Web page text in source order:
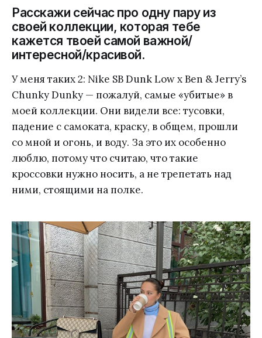
Расскажи сейчас про одну пару из
своей коллекции, которая тебе
кажется твоей самой важной/
интересной/красивой.
У меня таких 2: Nike SB Dunk Low x Ben & Jerry’s
Chunky Dunky — пожалуй, самые «убитые» в
моей коллекции. Они видели все: тусовки,
падение с самоката, краску, в общем, прошли
со мной и огонь, и воду. За это их особенно
люблю, потому что считаю, что такие
кроссовки нужно носить, а не трепетать над
ними, стоящими на полке.